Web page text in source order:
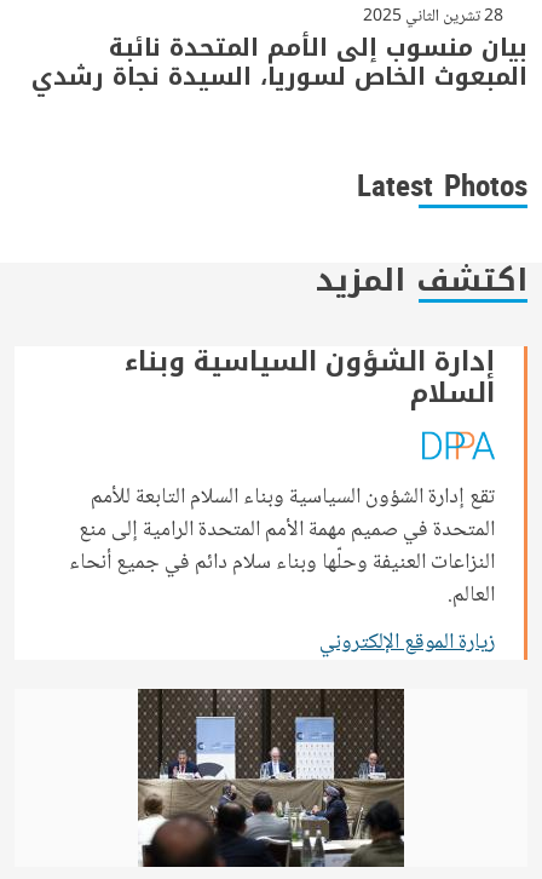
28 تشرين الثاني 2025
بيان منسوب إلى الأمم المتحدة نائبة
المبعوث الخاص لسوريا، السيدة نجاة رشدي
Latest Photos
اكتشف المزيد
إدارة الشؤون السياسية وبناء
السلام
تقع إدارة الشؤون السياسية وبناء السلام التابعة للأمم
المتحدة في صميم مهمة الأمم المتحدة الرامية إلى منع
النزاعات العنيفة وحلّها وبناء سلام دائم في جميع أنحاء
العالم.
زيارة الموقع الإلكتروني